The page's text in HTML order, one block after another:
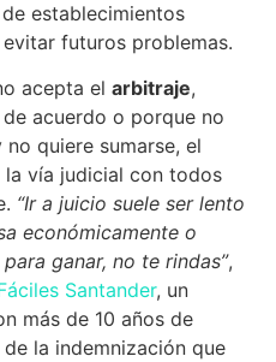
establecimientos
futuros problemas.
acepta el arbitraje,
acuerdo o porque no
quiere sumarse, el
la vía judicial con todos
“Ir a juicio suele ser lento
económicamente o
ganar, no te rindas”,
Santander, un
más de 10 años de
la indemnización que